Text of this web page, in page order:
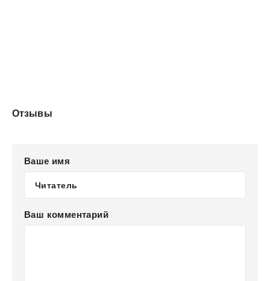
Отзывы
Ваше имя
Ваш комментарий